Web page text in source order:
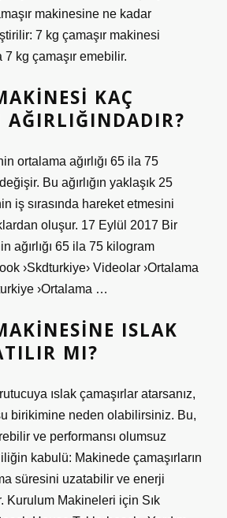
makinesine ne kadar
7 kg çamaşır makinesi
kg çamaşır emebilir.
KAÇ
AĞIRLIĞINDADIR?
ortalama ağırlığı 65 ila 75
Bu ağırlığın yaklaşık 25
iş sırasında hareket etmesini
oluşur. 17 Eylül 2017 Bir
ağırlığı 65 ila 75 kilogram
›Skdturkiye› Videolar ›Ortalama
›Ortalama …
ISLAK
MI?
ıslak çamaşırlar atarsanız,
birikimine neden olabilirsiniz. Bu,
ve performansı olumsuz
kabulü: Makinede çamaşırların
süresini uzatabilir ve enerji
Kurulum Makineleri için Sık